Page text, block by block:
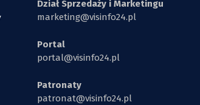
Dział Sprzedaży i Marketingu
marketing@visinfo24.pl
Portal
portal@visinfo24.pl
Patronaty
patronat@visinfo24.pl